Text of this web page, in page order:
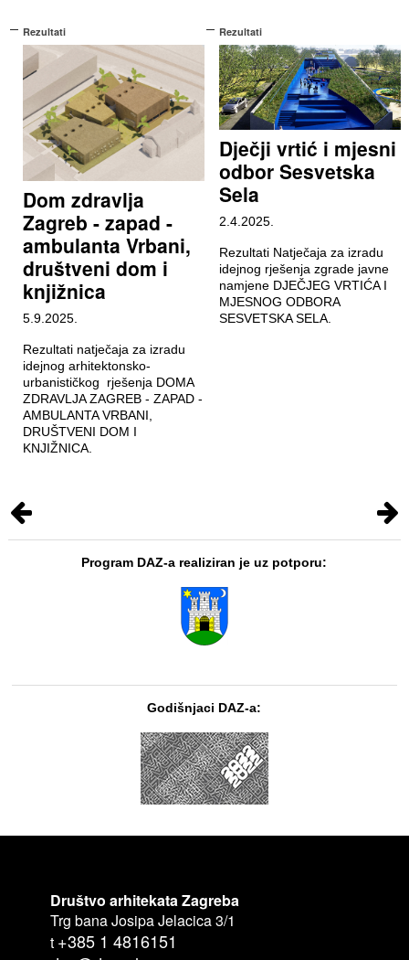
Rezultati
Dom zdravlja
Zagreb - zapad -
ambulanta Vrbani,
društveni dom i
knjižnica
5.9.2025.
Rezultati natječaja za izradu
idejnog arhitektonsko-
urbanističkog rješenja DOMA
ZDRAVLJA ZAGREB - ZAPAD -
AMBULANTA VRBANI,
DRUŠTVENI DOM I
KNJIŽNICA.
Rezultati
Dječji vrtić i mjesni
odbor Sesvetska
Sela
2.4.2025.
Rezultati Natječaja za izradu
idejnog rješenja zgrade javne
namjene DJEČJEG VRTIĆA I
MJESNOG ODBORA
SESVETSKA SELA.
Program DAZ-a realiziran je uz potporu:
Godišnjaci DAZ-a:
Društvo arhitekata Zagreba
Trg bana Josipa Jelacica 3/1
t +385 1 4816151